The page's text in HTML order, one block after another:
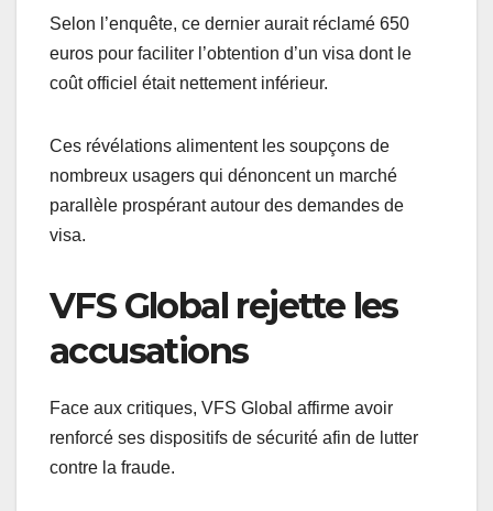
Selon l’enquête, ce dernier aurait réclamé 650
euros pour faciliter l’obtention d’un visa dont le
coût officiel était nettement inférieur.
Ces révélations alimentent les soupçons de
nombreux usagers qui dénoncent un marché
parallèle prospérant autour des demandes de
visa.
VFS Global rejette les
accusations
Face aux critiques, VFS Global affirme avoir
renforcé ses dispositifs de sécurité afin de lutter
contre la fraude.